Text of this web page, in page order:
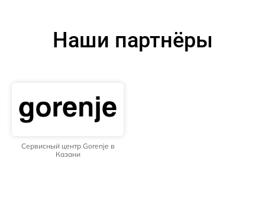
Наши партнёры
Сервисный центр Gorenje в
Казани